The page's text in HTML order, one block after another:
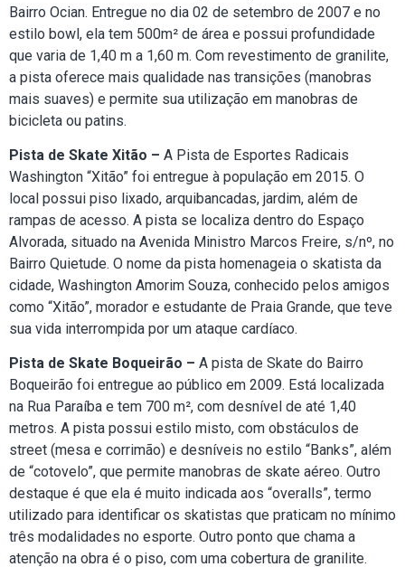
Bairro Ocian. Entregue no dia 02 de setembro de 2007 e no
estilo bowl, ela tem 500m² de área e possui profundidade
que varia de 1,40 m a 1,60 m. Com revestimento de granilite,
a pista oferece mais qualidade nas transições (manobras
mais suaves) e permite sua utilização em manobras de
bicicleta ou patins.
Pista de Skate Xitão – A Pista de Esportes Radicais
Washington “Xitão” foi entregue à população em 2015. O
local possui piso lixado, arquibancadas, jardim, além de
rampas de acesso. A pista se localiza dentro do Espaço
Alvorada, situado na Avenida Ministro Marcos Freire, s/nº, no
Bairro Quietude. O nome da pista homenageia o skatista da
cidade, Washington Amorim Souza, conhecido pelos amigos
como “Xitão”, morador e estudante de Praia Grande, que teve
sua vida interrompida por um ataque cardíaco.
Pista de Skate Boqueirão – A pista de Skate do Bairro
Boqueirão foi entregue ao público em 2009. Está localizada
na Rua Paraíba e tem 700 m², com desnível de até 1,40
metros. A pista possui estilo misto, com obstáculos de
street (mesa e corrimão) e desníveis no estilo “Banks”, além
de “cotovelo”, que permite manobras de skate aéreo. Outro
destaque é que ela é muito indicada aos “overalls”, termo
utilizado para identificar os skatistas que praticam no mínimo
três modalidades no esporte. Outro ponto que chama a
atenção na obra é o piso, com uma cobertura de granilite.